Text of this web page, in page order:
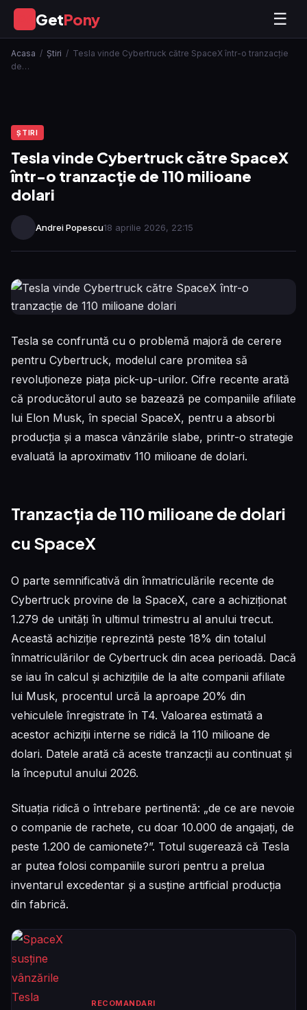
GetPony ☰
Acasa / Ştiri / Tesla vinde Cybertruck către SpaceX într-o tranzacție
de…
ŞTIRI
Tesla vinde Cybertruck către SpaceX
într-o tranzacție de 110 milioane
dolari
Andrei Popescu18 aprilie 2026, 22:15
Tesla se confruntă cu o problemă majoră de cerere
pentru Cybertruck, modelul care promitea să
revoluționeze piața pick-up-urilor. Cifre recente arată
că producătorul auto se bazează pe companiile afiliate
lui Elon Musk, în special SpaceX, pentru a absorbi
producția și a masca vânzările slabe, printr-o strategie
evaluată la aproximativ 110 milioane de dolari.
Tranzacția de 110 milioane de dolari
cu SpaceX
O parte semnificativă din înmatriculările recente de
Cybertruck provine de la SpaceX, care a achiziționat
1.279 de unități în ultimul trimestru al anului trecut.
Această achiziție reprezintă peste 18% din totalul
înmatriculărilor de Cybertruck din acea perioadă. Dacă
se iau în calcul și achizițiile de la alte companii afiliate
lui Musk, procentul urcă la aproape 20% din
vehiculele înregistrate în T4. Valoarea estimată a
acestor achiziții interne se ridică la 110 milioane de
dolari. Datele arată că aceste tranzacții au continuat și
la începutul anului 2026.
Situația ridică o întrebare pertinentă: „de ce are nevoie
o companie de rachete, cu doar 10.000 de angajați, de
peste 1.200 de camionete?”. Totul sugerează că Tesla
ar putea folosi companiile surori pentru a prelua
inventarul excedentar și a susține artificial producția
din fabrică.
RECOMANDARI